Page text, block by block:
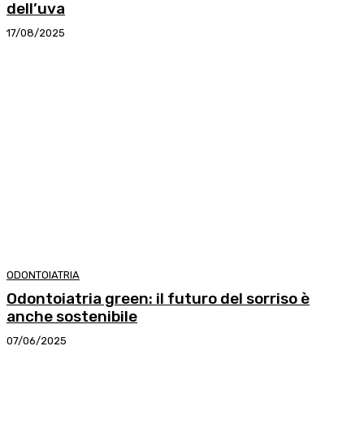
dell’uva
17/08/2025
ODONTOIATRIA
Odontoiatria green: il futuro del sorriso è
anche sostenibile
07/06/2025